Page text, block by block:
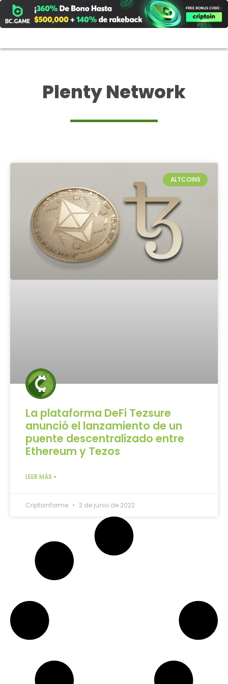
al
contenido
Plenty Network
ALTCOINS
La plataforma DeFi Tezsure
anunció el lanzamiento de un
puente descentralizado entre
Ethereum y Tezos
LEER MÁS »
Criptoinforme 2 de junio de 2022